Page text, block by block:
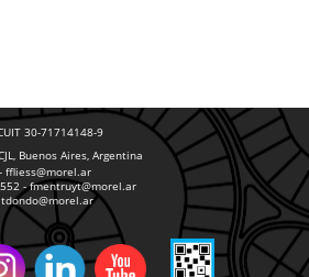
30-71714148-9
Buenos Aires, Argentina
ffliess@morel.ar
- fmentruyt@morel.ar